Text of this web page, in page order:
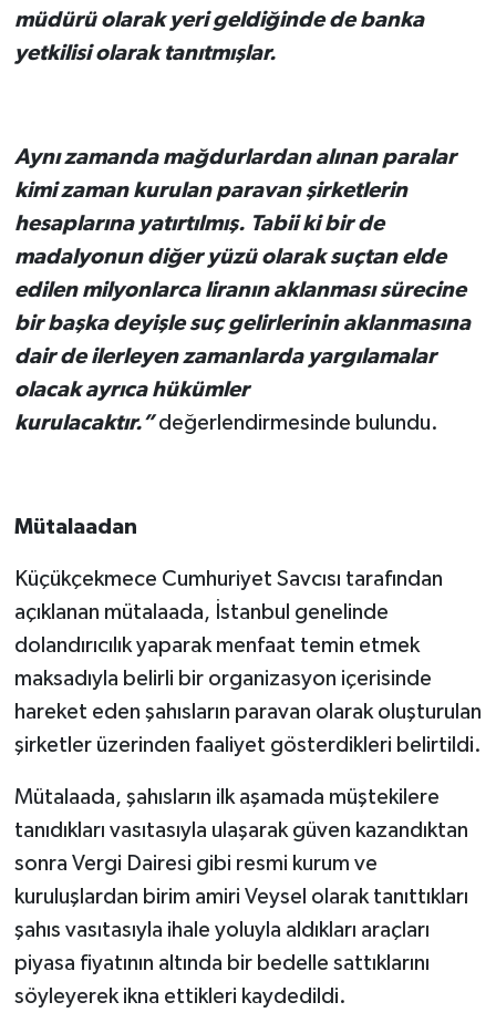
müdürü olarak yeri geldiğinde de banka
yetkilisi olarak tanıtmışlar.
Aynı zamanda mağdurlardan alınan paralar
kimi zaman kurulan paravan şirketlerin
hesaplarına yatırtılmış. Tabii ki bir de
madalyonun diğer yüzü olarak suçtan elde
edilen milyonlarca liranın aklanması sürecine
bir başka deyişle suç gelirlerinin aklanmasına
dair de ilerleyen zamanlarda yargılamalar
olacak ayrıca hükümler
kurulacaktır.”değerlendirmesinde bulundu.
Mütalaadan
Küçükçekmece Cumhuriyet Savcısı tarafından
açıklanan mütalaada, İstanbul genelinde
dolandırıcılık yaparak menfaat temin etmek
maksadıyla belirli bir organizasyon içerisinde
hareket eden şahısların paravan olarak oluşturulan
şirketler üzerinden faaliyet gösterdikleri belirtildi.
Mütalaada, şahısların ilk aşamada müştekilere
tanıdıkları vasıtasıyla ulaşarak güven kazandıktan
sonra Vergi Dairesi gibi resmi kurum ve
kuruluşlardan birim amiri Veysel olarak tanıttıkları
şahıs vasıtasıyla ihale yoluyla aldıkları araçları
piyasa fiyatının altında bir bedelle sattıklarını
söyleyerek ikna ettikleri kaydedildi.